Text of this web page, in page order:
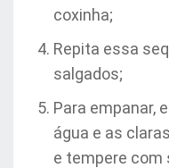
coxinha;
Repita essa
salgados;
Para empanar,
água e as
e tempere com